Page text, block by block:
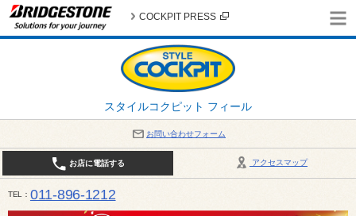
スタイルコクピット フィール
COCKPIT PRESS
お問い合わせフォーム
アクセスマップ
お店に電話する
TEL 011-896-1212
平日・日・祝日：作業受付10:00～17:30 、商談受付は10:00～18:00 まで 営業時間は10:00～